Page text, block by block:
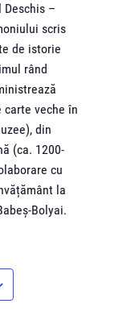
Deschis –
scris
de istorie
rând
veche în
din
(ca. 1200-
cu
la
Bolyai.